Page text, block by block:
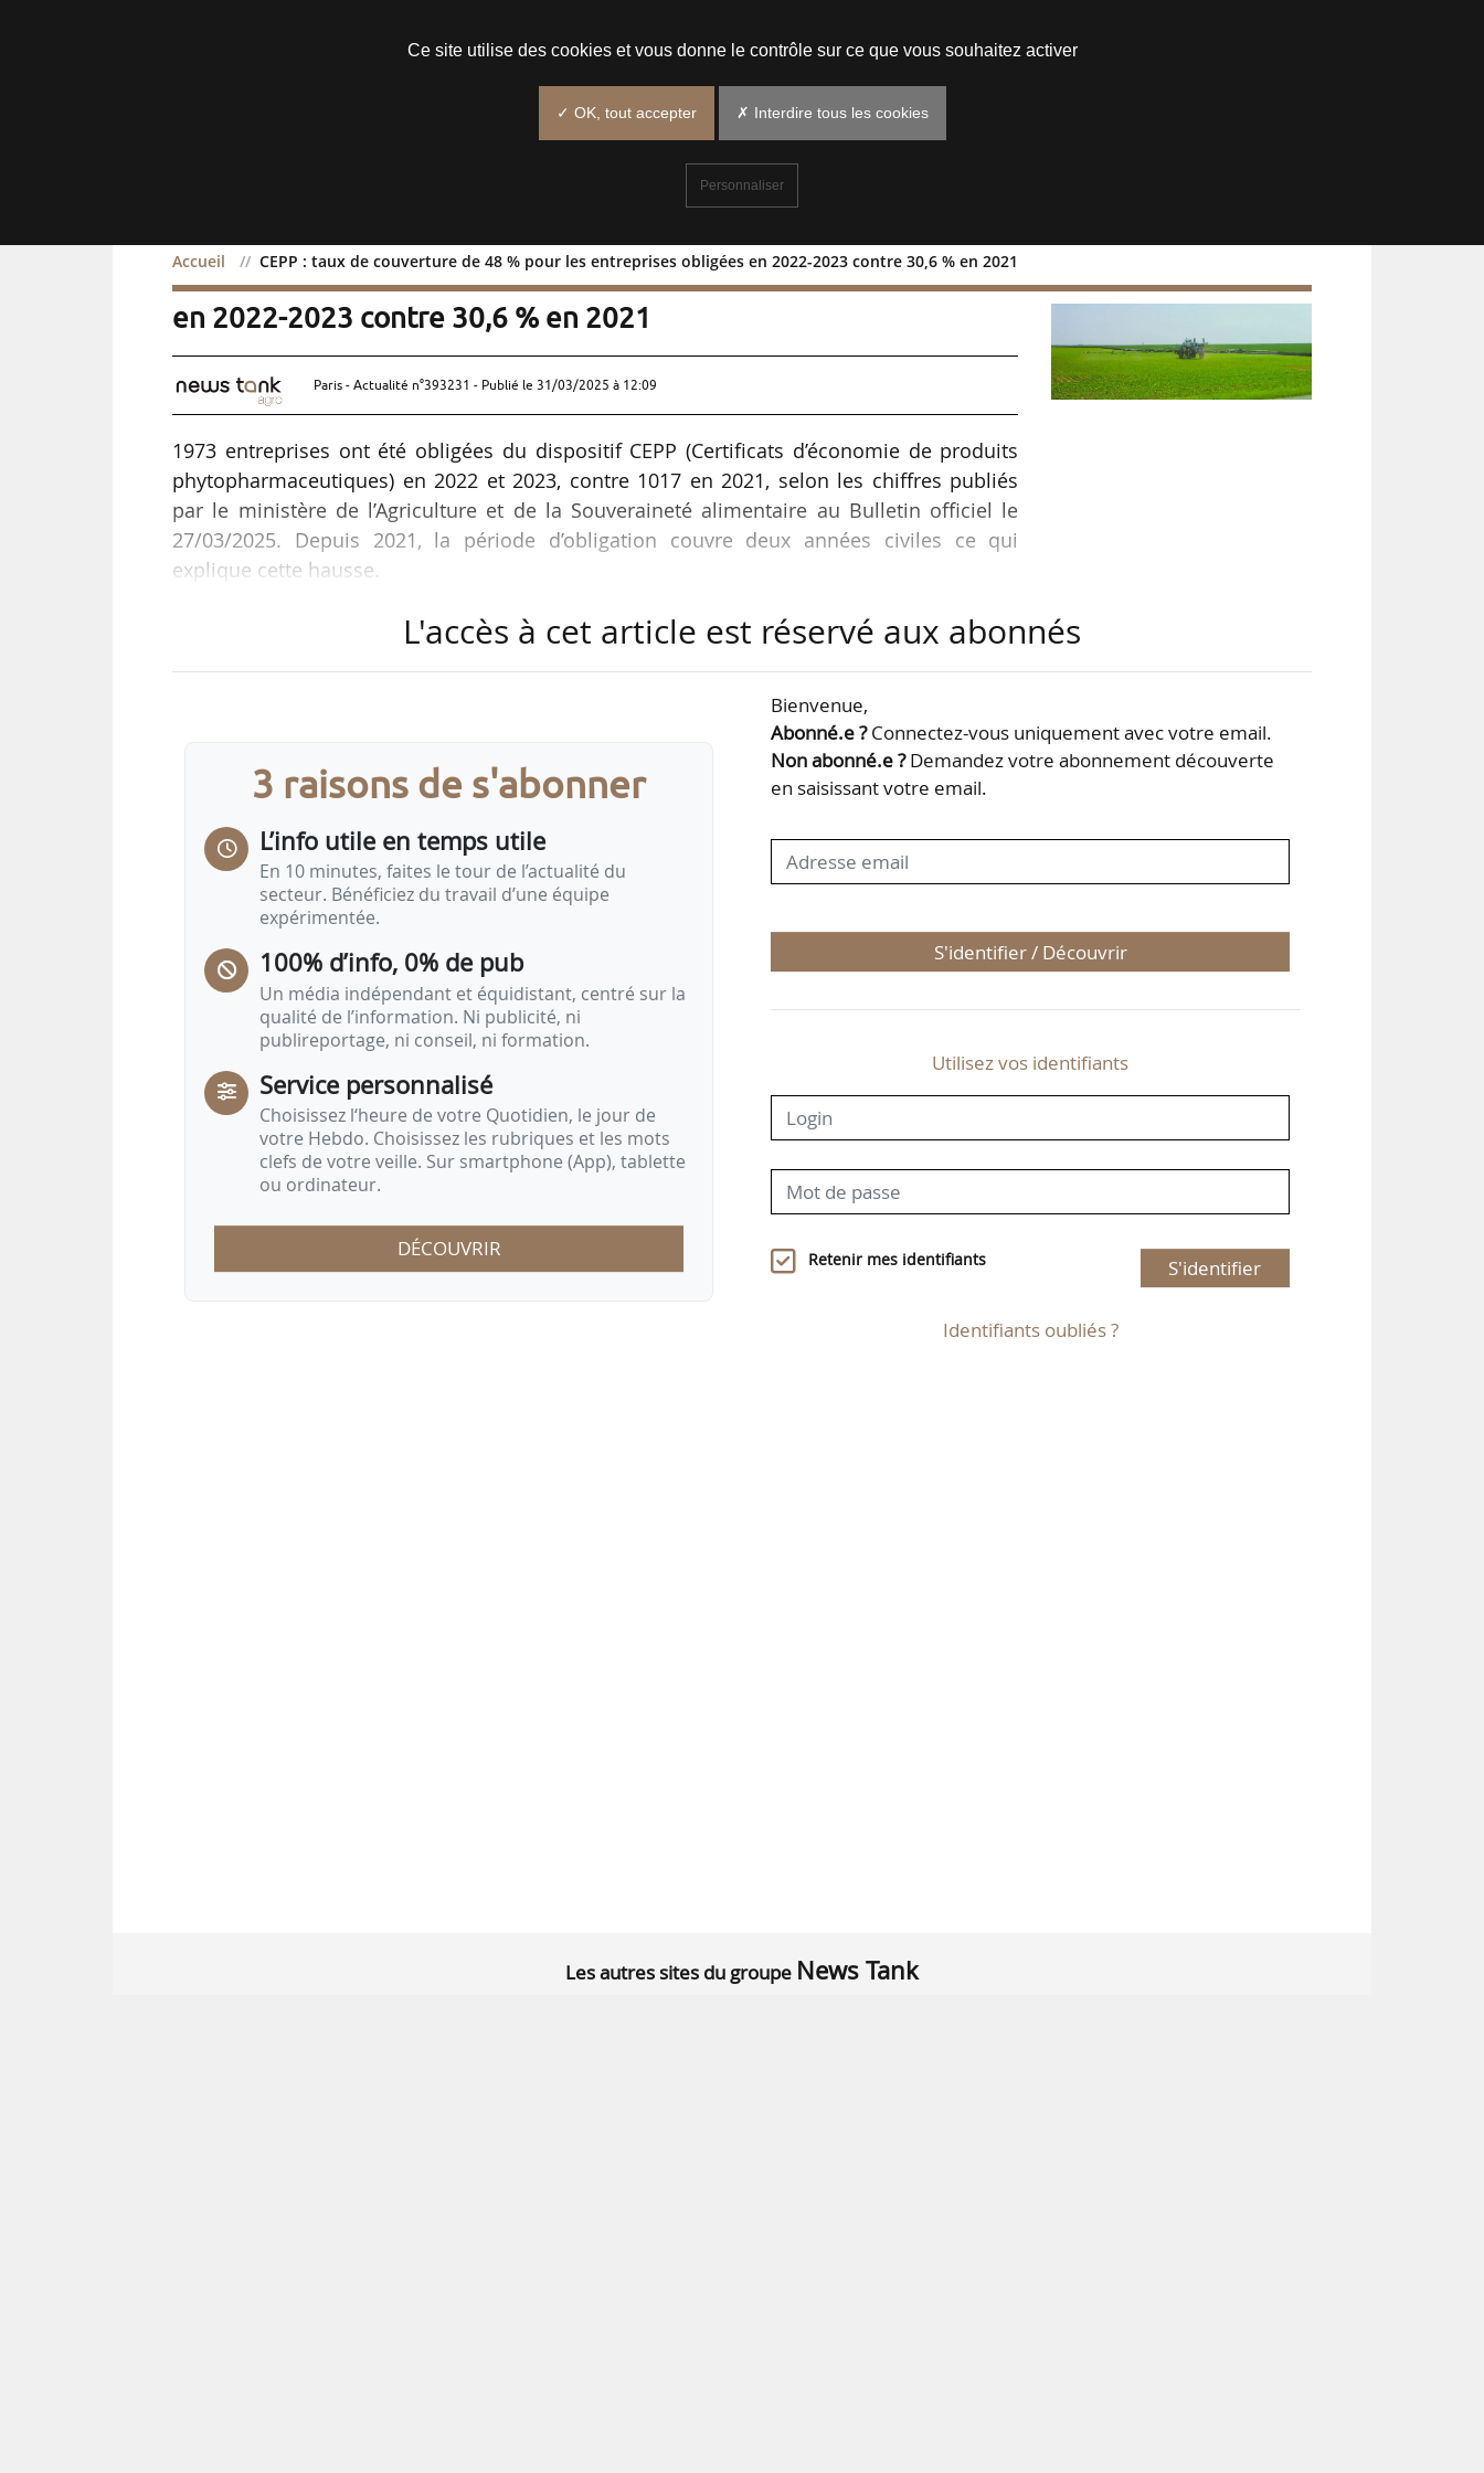
Accueil CEPP : taux de couverture de 48 % pour les entreprises obligées en 2022-2023 contre 30,6 % en 2021
CEPP : taux de couverture de 48 % pour les entreprises obligées
en 2022-2023 contre 30,6 % en 2021
Paris - Actualité n°393231 - Publié le 31/03/2025 à 12:09
1973 entreprises ont été obligées du dispositif CEPP (Certificats d’économie de produits
phytopharmaceutiques) en 2022 et 2023, contre 1017 en 2021, selon les chiffres publiés
par le ministère de l’Agriculture et de la Souveraineté alimentaire au Bulletin officiel le
27/03/2025. Depuis 2021, la période d’obligation couvre deux années civiles ce qui
explique cette hausse.
Par ailleurs, le périmètre des obligés a évolué à compter de 2022 : les prestataires de
Le nombre d’entreprises déclarantes a augmenté de 15 %, passant de 707 en 2021 à 812 en
L'accès à cet article est réservé aux abonnés
3 raisons de s'abonner
L’info utile en temps utile
En 10 minutes, faites le tour de l’actualité du
secteur. Bénéficiez du travail d’une équipe
expérimentée.
100% d’info, 0% de pub
Un média indépendant et équidistant, centré sur la
qualité de l’information. Ni publicité, ni
publireportage, ni conseil, ni formation.
Service personnalisé
Choisissez l‘heure de votre Quotidien, le jour de
votre Hebdo. Choisissez les rubriques et les mots
clefs de votre veille. Sur smartphone (App), tablette
ou ordinateur.
DÉCOUVRIR
Bienvenue,
Abonné.e ?Connectez-vous uniquement avec votre email.
Non abonné.e ?Demandez votre abonnement découverte
en saisissant votre email.
S'identifier / Découvrir
Utilisez vos identifiants
Retenir mes identifiants S'identifier
Identifiants oubliés ?
Les autres sites du groupe News Tank
Ce site utilise des cookies et vous donne le contrôle sur ce que vous souhaitez activer
✓ OK, tout accepter ✗ Interdire tous les cookies
Personnaliser